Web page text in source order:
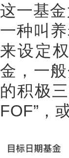
这一基
一种叫
来设定
金，一
的积极
FOF”，